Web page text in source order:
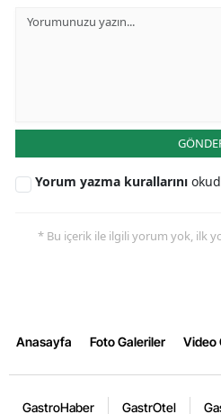
Yorum yazma kurallarını
* Bu içerik ile ilgili yorum yok, ilk
Anasayfa Foto Galeriler Video
GastroHaber GastrOtel